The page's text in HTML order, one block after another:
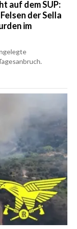
auf dem SUP:
der Sella
im